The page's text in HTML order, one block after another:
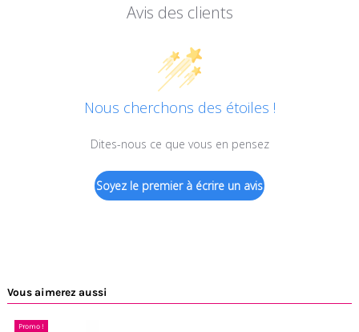
Avis des clients
Nous cherchons des étoiles !
Dites-nous ce que vous en pensez
Soyez le premier à écrire un avis
Vous aimerez aussi
Promo !